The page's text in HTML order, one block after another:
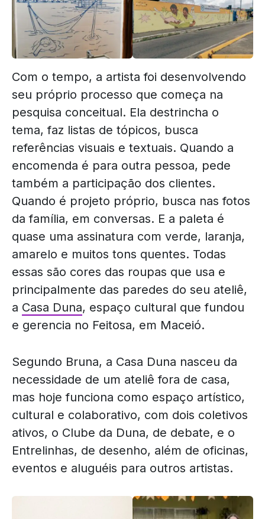
Com o tempo, a artista foi desenvolvendo
seu próprio processo que começa na
pesquisa conceitual. Ela destrincha o
tema, faz listas de tópicos, busca
referências visuais e textuais. Quando a
encomenda é para outra pessoa, pede
também a participação dos clientes.
Quando é projeto próprio, busca nas fotos
da família, em conversas. E a paleta é
quase uma assinatura com verde, laranja,
amarelo e muitos tons quentes. Todas
essas são cores das roupas que usa e
principalmente das paredes do seu ateliê,
a Casa Duna, espaço cultural que fundou
e gerencia no Feitosa, em Maceió.
Segundo Bruna, a Casa Duna nasceu da
necessidade de um ateliê fora de casa,
mas hoje funciona como espaço artístico,
cultural e colaborativo, com dois coletivos
ativos, o Clube da Duna, de debate, e o
Entrelinhas, de desenho, além de oficinas,
eventos e aluguéis para outros artistas.